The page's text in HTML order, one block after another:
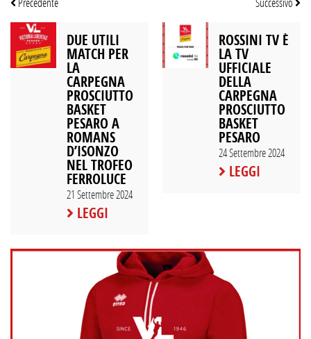
DUE UTILI
MATCH PER
LA
CARPEGNA
PROSCIUTTO
BASKET
PESARO A
ROMANS
D’ISONZO
NEL TROFEO
FERROLUCE
21 Settembre 2024
LEGGI
ROSSINI TV È
LA TV
UFFICIALE
DELLA
CARPEGNA
PROSCIUTTO
BASKET
PESARO
24 Settembre 2024
LEGGI